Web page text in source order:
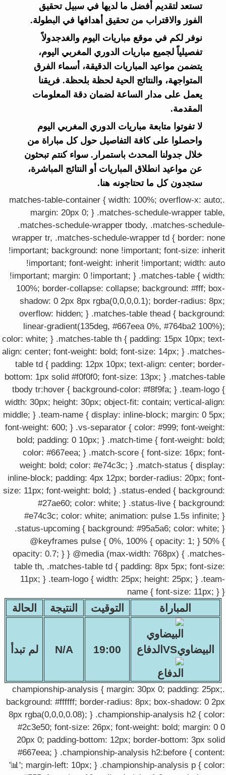
تستعد لتقديم أفضل ما لديها في سبيل تحقيق
الفوز والاقتراب من تحقيق أهدافها في البطولة.
نوفر لكم في موقع مباريات اليوم والغدجدولاً
تفصيلياً لجميع مباريات الدوري المغربي اليوم،
يتضمن مواعيد المباريات الدقيقة، أسماء الفرق
المتواجهة، والنتائج الحية لحظة بلحظة. فريقنا
يعمل على مدار الساعة لضمان دقة المعلومات
المقدمة.
لا تفوتوا متابعة مباريات الدوري المغربي اليوم
واحصلوا على كافة التفاصيل حول كل مباراة من
خلال جدولنا المحدث باستمرار. سواء كنتم تبحثون
عن مواعيد انطلاق المباريات أو النتائج المباشرة،
ستجدون كل ما تحتاجونه هنا.
.matches-table-container { width: 100%; overflow-x: auto;
margin: 20px 0; } .matches-schedule-wrapper table,
.matches-schedule-wrapper tbody, .matches-schedule-
wrapper tr, .matches-schedule-wrapper td { border: none
!important; background: none !important; font-size: inherit
!important; font-weight: inherit !important; width: auto
!important; margin: 0 !important; } .matches-table { width:
100%; border-collapse: collapse; background: #fff; box-
shadow: 0 2px 8px rgba(0,0,0,0.1); border-radius: 8px;
overflow: hidden; } .matches-table thead { background:
linear-gradient(135deg, #667eea 0%, #764ba2 100%);
color: white; } .matches-table th { padding: 15px 10px; text-
align: center; font-weight: bold; font-size: 14px; } .matches-
table td { padding: 12px 10px; text-align: center; border-
bottom: 1px solid #f0f0f0; font-size: 13px; } .matches-table
tbody tr:hover { background-color: #f8f9fa; } .team-logo {
width: 30px; height: 30px; object-fit: contain; vertical-align:
middle; } .team-name { display: inline-block; margin: 0 5px;
font-weight: 600; } .vs-separator { color: #999; font-weight:
bold; padding: 0 10px; } .match-time { font-weight: bold;
color: #667eea; } .match-score { font-size: 16px; font-
weight: bold; color: #e74c3c; } .match-status { display:
inline-block; padding: 4px 12px; border-radius: 20px; font-
size: 11px; font-weight: bold; } .status-ended { background:
#27ae60; color: white; } .status-live { background:
#e74c3c; color: white; animation: pulse 1.5s infinite; }
.status-upcoming { background: #95a5a6; color: white; }
@keyframes pulse { 0%, 100% { opacity: 1; } 50% {
opacity: 0.7; } } @media (max-width: 768px) { .matches-
table th, .matches-table td { padding: 8px 5px; font-size:
11px; } .team-logo { width: 25px; height: 25px; } .team-
name { font-size: 11px; } }
المباراة التوقيت النتيجة الحالة
البيضاويVSالدفاع 19:00
N/A لم تبدأ
.championship-analysis { margin: 30px 0; padding: 25px;
background: #ffffff; border-radius: 8px; box-shadow: 0 2px
8px rgba(0,0,0,0.08); } .championship-analysis h2 { color:
#2c3e50; font-size: 26px; font-weight: bold; margin: 0 0
20px 0; padding-bottom: 12px; border-bottom: 3px solid
#667eea; } .championship-analysis h2:before { content:
'📊'; margin-left: 10px; } .championship-analysis p { color: